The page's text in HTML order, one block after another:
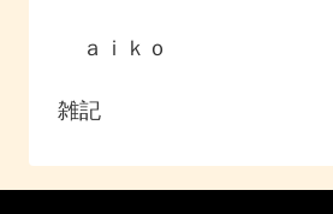
ａｉｋｏ
雑記